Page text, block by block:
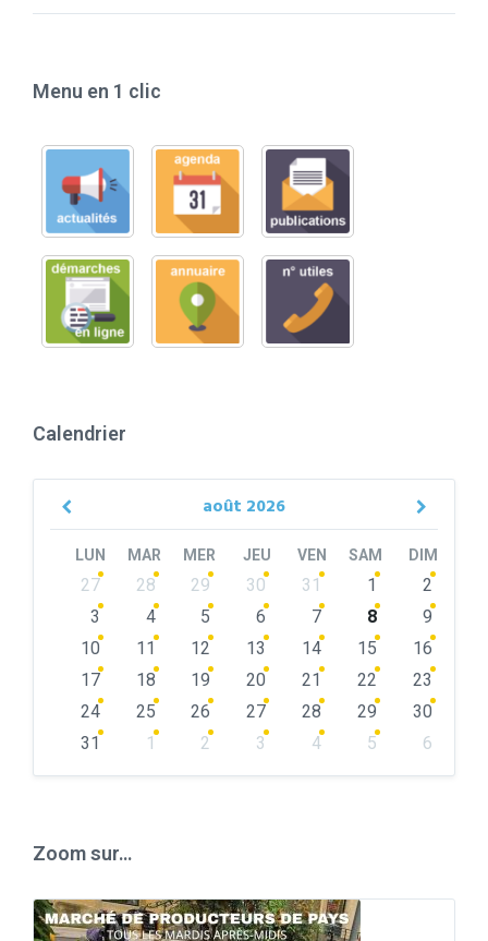
Menu en 1 clic
Calendrier
août 2026
Previous
LUN MAR MER JEU VEN SAM DIM
Skip
calendar
27 28 29 30 31 1
2
3
4 5 6 7 8
9
10
11 12 13 14 15
16
17
18 19 20 21 22
23
24
25 26 27 28 29
30
31
1 2 3 4 5
6
Zoom sur…